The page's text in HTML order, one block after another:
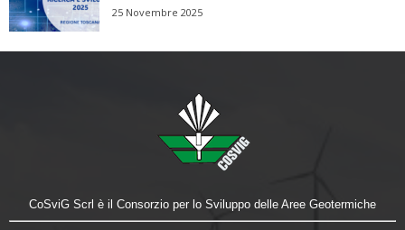
25 Novembre 2025
CoSviG Scrl è il Consorzio per lo Sviluppo delle Aree Geotermiche